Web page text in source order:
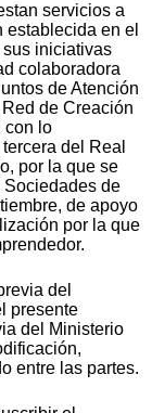
servicios a
establecida en el
iniciativas
colaboradora
de Atención
de Creación
con lo
del Real
por la que se
Sociedades de
de apoyo
por la que
del
presente
del Ministerio
entre las partes.